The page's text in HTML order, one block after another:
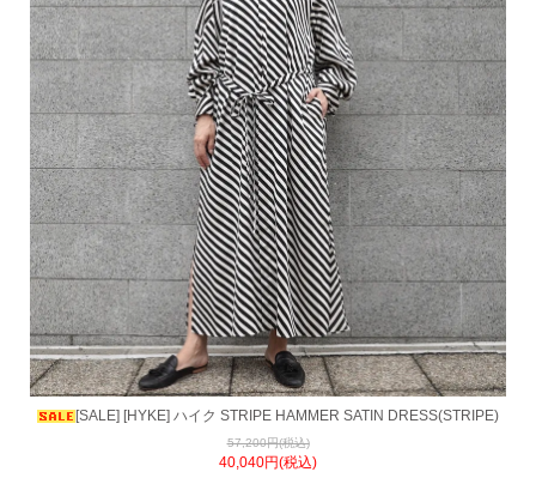
[SALE] [HYKE] ハイク STRIPE HAMMER SATIN DRESS(STRIPE)
57,200円(税込)
40,040円(税込)